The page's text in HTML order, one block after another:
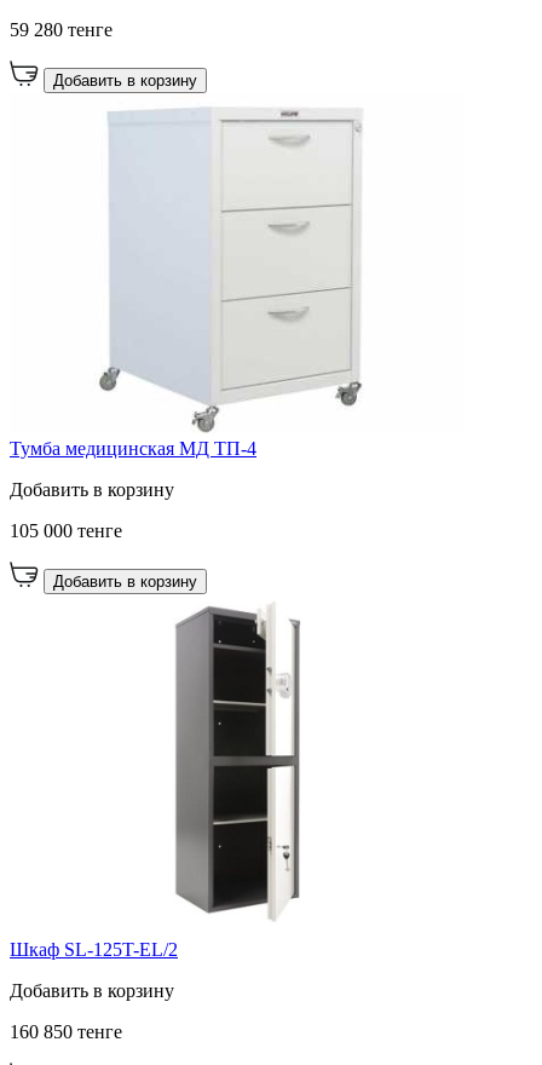
59 280 тенге
Добавить в корзину
Тумба медицинская МД ТП-4
Добавить в корзину
105 000 тенге
Добавить в корзину
Шкаф SL-125T-EL/2
Добавить в корзину
160 850 тенге